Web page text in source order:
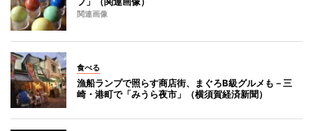
関連画像
食べる
漁船ランプで照らす商店街、まぐろB級グルメも－三
崎・港町で「みうら夜市」（横須賀経済新聞）